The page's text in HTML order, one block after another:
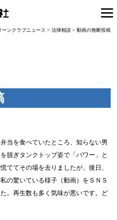
ーンクラブニュース > 法律相談 > 動画の無断投稿
当を食べていたところ、知らない男
脱ぎタンクトップ姿で「パワー」と
ててその場を去りましたが、後日、
の驚いている様子（動画）をＳＮＳ
。再生数も多く気味が悪いです。ど